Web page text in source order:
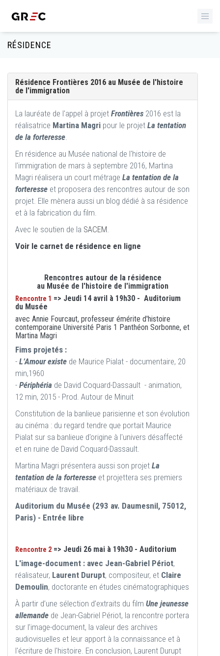
RÉSIDENCE
Résidence Frontières 2016 au Musée de l'histoire
de l'immigration
La lauréate de l'appel à projet Frontières 2016 est la
réalisatrice Martina Magri pour le projet La tentation
de la forteresse.
En résidence au Musée national de l'histoire de
l'immigration de mars à septembre 2016, Martina
Magri réalisera un court métrage La tentation de la
forteresse et proposera des rencontres autour de son
projet. Elle mènera aussi un blog dédié à sa résidence
et à la fabrication du film.
Avec le soutien de la SACEM.
Voir le carnet de résidence en ligne
Rencontres autour de la résidence
au Musée de l'histoire de l'immigration
Rencontre 1 => Jeudi 14 avril à 19h30 - Auditorium
du Musée
avec Annie Fourcaut, professeur émérite d'histoire
contemporaine Université Paris 1 Panthéon Sorbonne, et
Martina Magri
Fims projetés :
- L’Amour existe de Maurice Pialat - documentaire, 20
min,1960
- Périphéria de David Coquard-Dassault - animation,
12 min, 2015 - Prod. Autour de Minuit
Constitution de la banlieue parisienne et son évolution
au cinéma : du regard tendre que portait Maurice
Pialat sur sa banlieue d'origine à l'univers désaffecté
et en ruine de David Coquard-Dassault.
Martina Magri présentera aussi son projet La
tentation de la forteresse et projettera ses premiers
matériaux de travail.
Auditorium du Musée (293 av. Daumesnil, 75012,
Paris) - Entrée libre
Rencontre 2 => Jeudi 26 mai à 19h30 - Auditorium
L'image-document : avec Jean-Gabriel Périot,
réalisateur, Laurent Durupt, compositeur, et Claire
Demoulin, doctorante en études cinématographiques
À partir d’une sélection d’extraits du film Une jeunesse
allemande de Jean-Gabriel Périot, la rencontre portera
sur l’image-document, la valeur des archives
audiovisuelles et leur apport à la connaissance et à
l'écriture de l'histoire. En conclusion, Laurent Durupt